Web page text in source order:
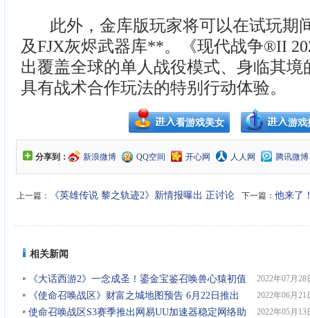
此外，金库版玩家将可以在试玩期
及FJX灰烬武器库**。《现代战争®II
出覆盖全球的单人战役模式、身临其境
具有战术合作玩法的特别行动体验。
看游戏美女 游戏
分享到： 新浪微博 QQ空间 开心网 人人网 腾讯微博
上一篇：
《英雄传说 黎之轨迹2》新情报曝出 正讨论
下一篇： 他来了
相关新闻
《大话西游2》一念成圣！鎏金宝鉴召唤兽心猿初值
技能公开
2022年07月28
《使命召唤战区》财富之城地图预告 6月22日推出 2022年06月21
使命召唤战区S3赛季推出网易UU加速器稳定网络助
2022年05月13